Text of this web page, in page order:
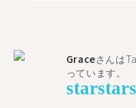
Graceさんは
っています。
starstar